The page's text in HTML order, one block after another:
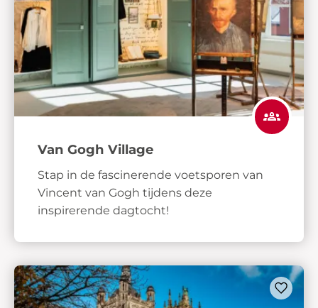
Van Gogh Village
Stap in de fascinerende voetsporen van
Vincent van Gogh tijdens deze
inspirerende dagtocht!